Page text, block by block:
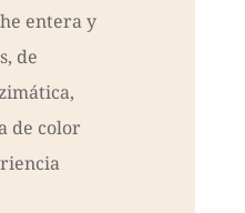
entera y
de
de color